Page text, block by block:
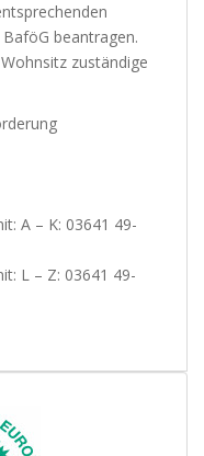
beantragen.
zuständige
A – K: 03641 49-
L – Z: 03641 49-